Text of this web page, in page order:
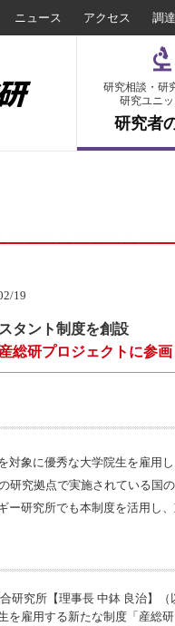
ニュース アクセス 調
研究相談・研
研究ユニ
研究者
19
タント制度を創設
総研プロジェクトに参
対象に優秀な大学院生を雇用
研究拠点で実施されている国
ー研究所でも本制度を活用し
研究所【理事長 中鉢 良治】
を雇用する新たな制度「産総